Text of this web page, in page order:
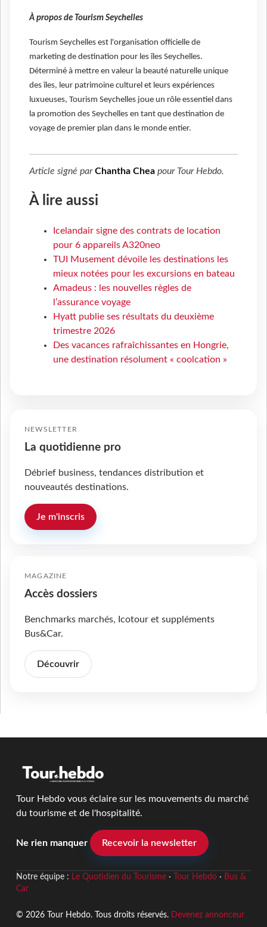
À propos de Tourism Seychelles
Tourism Seychelles est l'organisation officielle de
marketing de destination pour les îles Seychelles.
Déterminé à mettre en valeur la beauté naturelle unique
des îles, leur patrimoine culturel et leurs expériences
luxueuses, Tourism Seychelles joue un rôle essentiel dans
la promotion des Seychelles en tant que destination de
voyage de premier plan dans le monde entier.
Article signé parChantha Chea pour Tour Hebdo.
À lire aussi
Icelandair signe des contrats de location
pour 6 appareils A320neo
TUI Musement dévoile les destinations les
mieux notées pour les excursions en bateau
Amadeus : les nouvelles règles de
l’assurance voyage
Hyatt publie ses résultats du deuxième
trimestre 2026
Des vacances rafraîchissantes en Hongrie,
une destination résolument « coolcation »
NEWSLETTER
La quotidienne pro
Débrief business, tendances distribution et
nouveautés destinations.
Je m'inscris
MAGAZINE
Accès dossiers
Benchmarks marchés, Icotour et suppléments
Bus&Car.
Découvrir
Tour Hebdo vous éclaire sur les mouvements du marché
du tourisme et de l'hospitalité.
Ne rien manquer Recevoir la newsletter
Notre équipe : Le Quotidien du Tourisme· Tour Hebdo· Bus &
Car
© 2026 Tour Hebdo. Tous droits réservés. Devenez annonceur